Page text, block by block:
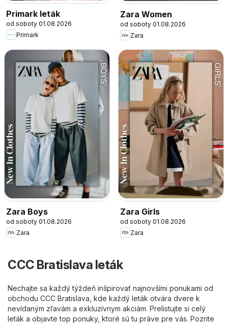
Primark leták
od soboty 01.08.2026
Primark
Zara Women
od soboty 01.08.2026
Zara
Zara Boys
od soboty 01.08.2026
Zara
Zara Girls
od soboty 01.08.2026
Zara
CCC Bratislava leták
Nechajte sa každý týždeň inšpirovať najnovšími ponukami od
obchodu CCC Bratislava, kde každý leták otvára dvere k
nevídaným zľavám a exkluzívnym akciám. Prelistujte si celý
leták a objavte top ponuky, ktoré sú tu práve pre vás. Pozrite